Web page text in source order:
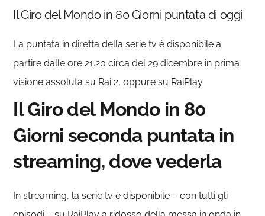
Il Giro del Mondo in 80 Giorni puntata di oggi
La puntata in diretta della serie tv è disponibile a
partire dalle ore 21.20 circa del 29 dicembre in prima
visione assoluta su Rai 2, oppure su RaiPlay.
Il Giro del Mondo in 80
Giorni seconda puntata in
streaming, dove vederla
In streaming, la serie tv è disponibile – con tutti gli